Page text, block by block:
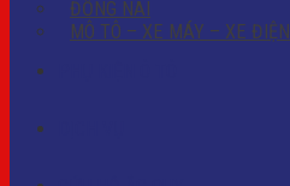
ĐỒNG NAI
MÔ TÔ – XE MÁY – XE ĐIỆN